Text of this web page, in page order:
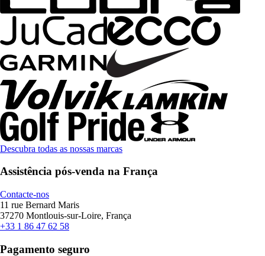
Descubra todas as nossas marcas
Assistência pós-venda na França
Contacte-nos
11 rue Bernard Maris
37270 Montlouis-sur-Loire, França
+33 1 86 47 62 58
Pagamento seguro